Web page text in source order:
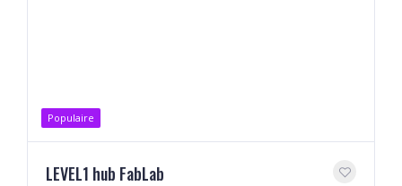
Populaire
LEVEL1 hub FabLab